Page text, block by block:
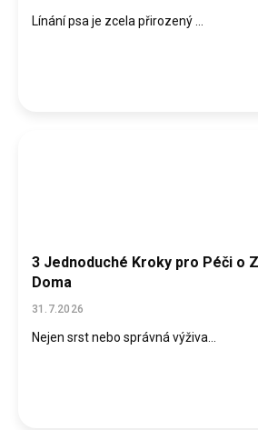
Línání psa je zcela přirozený ...
3 Jednoduché Kroky pro Péči o
Doma
31.7.2026
Nejen srst nebo správná výživa...